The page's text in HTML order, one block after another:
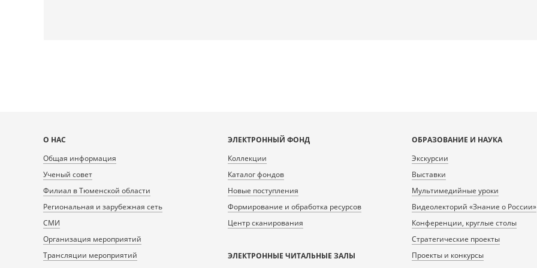
Карта
сайта
О НАС
Общая информация
Ученый совет
Филиал в Тюменской области
Региональная и зарубежная сеть
СМИ
Организация мероприятий
Трансляции мероприятий
ЭЛЕКТРОННЫЙ ФОНД
Коллекции
Каталог фондов
Новые поступления
Формирование и обработка ресурсов
Центр сканирования
ЭЛЕКТРОННЫЕ ЧИТАЛЬНЫЕ ЗАЛЫ
ОБРАЗОВАНИЕ И НАУКА
Экскурсии
Выставки
Мультимедийные уроки
Видеолекторий «Знание о России»
Конференции, круглые столы
Стратегические проекты
Проекты и конкурсы